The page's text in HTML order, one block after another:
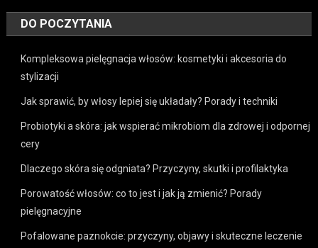
DO POCZYTANIA
Kompleksowa pielęgnacja włosów: kosmetyki i akcesoria do
stylizacji
Jak sprawić, by włosy lepiej się układały? Porady i techniki
Probiotyki a skóra: jak wspierać mikrobiom dla zdrowej i odpornej
cery
Dlaczego skóra się odgniata? Przyczyny, skutki i profilaktyka
Porowatość włosów: co to jest i jak ją zmienić? Porady
pielęgnacyjne
Pofalowane paznokcie: przyczyny, objawy i skuteczne leczenie